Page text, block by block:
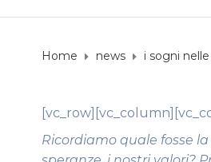
Home news i sogni
Ricordiamo quale fosse